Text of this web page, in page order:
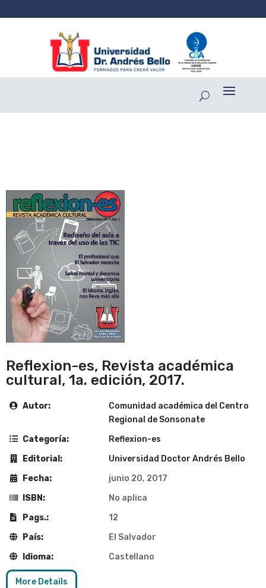
Reflexion-es, Revista académica
cultural, 1a. edición, 2017.
Autor:
Comunidad académica del Centro
Regional de Sonsonate
Categoría:
Reflexion-es
Editorial:
Universidad Doctor Andrés Bello
Fecha:
junio 20, 2017
ISBN:
No aplica
Pags.:
12
País:
El Salvador
Idioma:
Castellano
More Details